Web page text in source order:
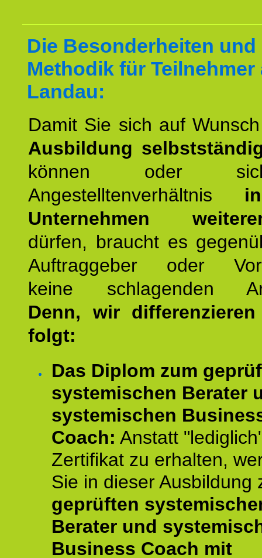
Die Besonderheiten und
Methodik für Teilnehmer
Landau:
Damit Sie sich auf
Ausbildung
können oder
Angestelltenverhältnis
Unternehmen
dürfen, braucht es
Auftraggeber oder
keine schlagenden
Denn, wir
folgt:
Das Diplom zum
systemischen Berater
systemischen
Coach: Anstatt
Zertifikat zu erhalten,
Sie in dieser Ausbildung
geprüften
Berater und
Business Coach mit